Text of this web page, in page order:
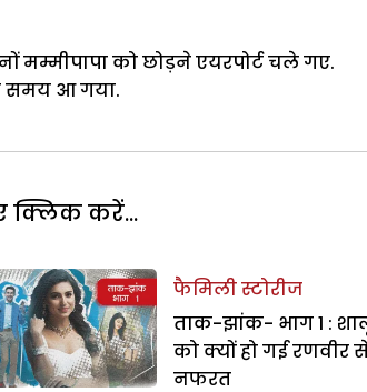
मम्मीपापा को छोड़ने एयरपोर्ट चले गए.
समय आ गया.
क्लिक करें...
फैमिली स्टोरीज
ताक-झांक- भाग 1 :
को क्यों हो गई रणवीर
नफरत